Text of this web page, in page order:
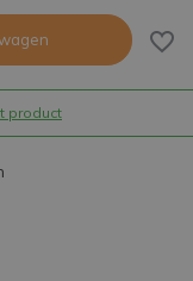
product